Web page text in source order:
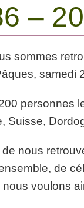
–
sommes
samedi
personnes
Suisse,
nous
de
nous voulons